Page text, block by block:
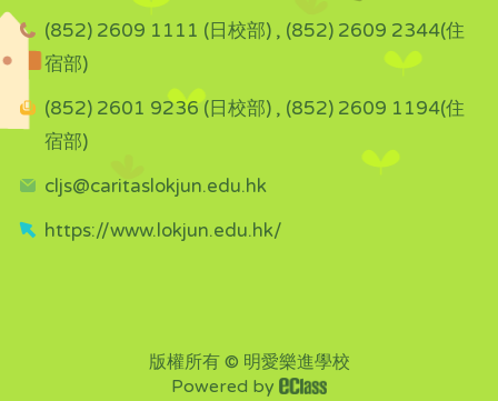
(852) 2609 1111 (日校部) , (852) 2609 2344(住
宿部)
(852) 2601 9236 (日校部) , (852) 2609 1194(住
宿部)
cljs@caritaslokjun.edu.hk
https://www.lokjun.edu.hk/
版權所有 © 明愛樂進學校
Powered by